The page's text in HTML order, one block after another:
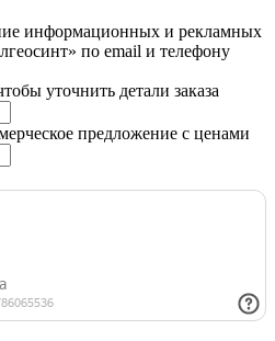
информационных и рекламных
по email и телефону
уточнить детали заказа
предложение с ценами